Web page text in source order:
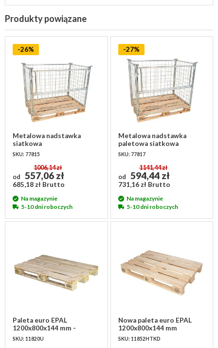
Produkty powiązane
-26%
Metalowa nadstawka
siatkowa
1200x800x1000mm,
ocynkowana
SKU: 77815
od
1006,14 zł
557,06 zł
685,18 zł Brutto
Na magazynie
5-10 dni roboczych
-27%
Metalowa nadstawka
paletowa siatkowa
1200x800x1200mm,
ocynkowana
SKU: 77817
od
1141,44 zł
594,44 zł
731,16 zł Brutto
Na magazynie
5-10 dni roboczych
Paleta euro EPAL
1200x800x144 mm -
używana I klasa
SKU: 11820U
Nowa paleta euro EPAL
1200x800x144 mm
SKU: 11852HTKD